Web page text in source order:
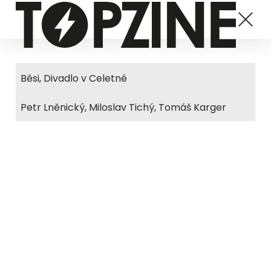
Běsi, Divadlo v Celetné
Petr Lněnický, Miloslav Tichý, Tomáš Karger